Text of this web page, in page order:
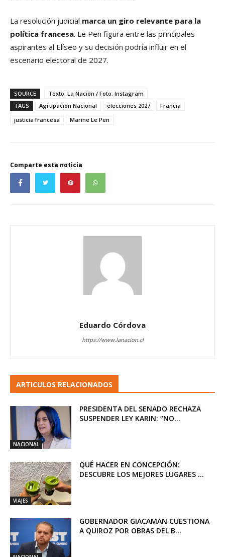
La resolución judicial marca un giro relevante para la
política francesa. Le Pen figura entre las principales
aspirantes al Elíseo y su decisión podría influir en el
escenario electoral de 2027.
SOURCE
Texto: La Nación / Foto: Instagram
TAGS
Agrupación Nacional elecciones 2027
Francia
justicia francesa
Marine Le Pen
Comparte esta noticia
Eduardo Córdova
https://www.lanacion.cl
ARTICULOS RELACIONADOS
NACIONAL
PRESIDENTA DEL SENADO RECHAZA
SUSPENDER LEY KARIN: “NO...
VIAJES
QUÉ HACER EN CONCEPCIÓN:
DESCUBRE LOS MEJORES LUGARES ...
GOBERNADOR GIACAMAN CUESTIONA
A QUIROZ POR OBRAS DEL B...